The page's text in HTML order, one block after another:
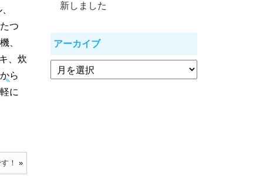
つ
、
、炊
ら
に
！ »
新しました
アーカイブ